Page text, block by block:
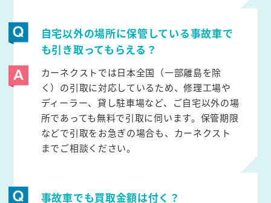
自宅以外の場所に保管している事故車で
も引き取ってもらえる？
カーネクストでは日本全国（一部離島を除
く）の引取に対応しているため、修理工場や
ディーラー、貸し駐車場など、ご自宅以外の場
所であっても無料で引取に伺います。保管期限
などで引取をお急ぎの場合も、カーネクスト
までご相談ください。
事故車でも買取金額は付く？